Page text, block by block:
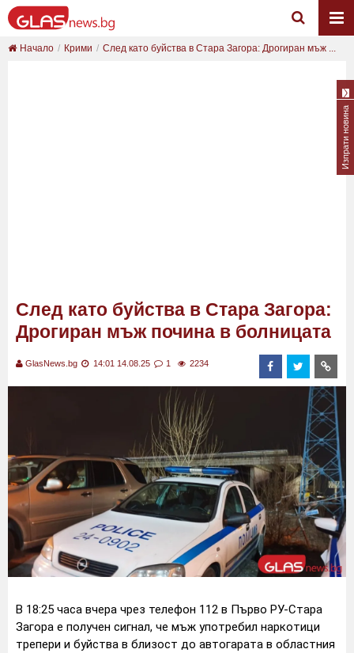
Начало Крими След като буйства в Стара Загора: Дрогиран мъж ...
След като буйства в Стара Загора:
Дрогиран мъж почина в болницата
GlasNews.bg 14:01 14.08.25 1 2234
В 18:25 часа вчера чрез телефон 112 в Първо РУ-Стара
Загора е получен сигнал, че мъж употребил наркотици
трепери и буйства в близост до автогарата в областния
Изпрати новина